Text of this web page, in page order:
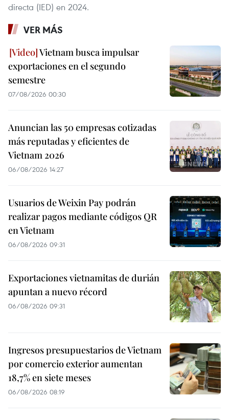
directa (IED) en 2024.
VER MÁS
Vietnam busca impulsar
exportaciones en el segundo
semestre
07/08/2026 00:30
Anuncian las 50 empresas cotizadas
más reputadas y eficientes de
Vietnam 2026
06/08/2026 14:27
Usuarios de Weixin Pay podrán
realizar pagos mediante códigos QR
en Vietnam
06/08/2026 09:31
Exportaciones vietnamitas de durián
apuntan a nuevo récord
06/08/2026 09:31
Ingresos presupuestarios de Vietnam
por comercio exterior aumentan
18,7% en siete meses
06/08/2026 08:19